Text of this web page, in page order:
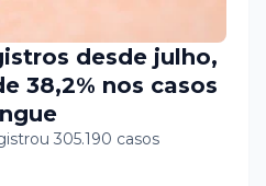
desde julho,
38,2% nos casos
305.190 casos